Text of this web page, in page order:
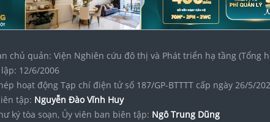
chủ quản: Viện Nghiên cứu đô thị và Phát triển hạ tầng (Tổng
12/6/2006
hoạt động Tạp chí điện tử số 187/GP-BTTTT cấp ngày 26/5/
tập: Nguyễn Đào Vĩnh Huy
ký tòa soạn, Ủy viên ban biên tập: Ngô Trung Dũng